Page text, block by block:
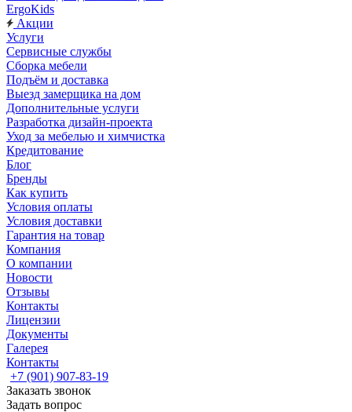
ErgoKids
Акции
Услуги
Сервисные службы
Сборка мебели
Подъём и доставка
Выезд замерщика на дом
Дополнительные услуги
Разработка дизайн-проекта
Уход за мебелью и химчистка
Кредитование
Блог
Бренды
Как купить
Условия оплаты
Условия доставки
Гарантия на товар
Компания
О компании
Новости
Отзывы
Контакты
Лицензии
Документы
Галерея
Контакты
+7 (901) 907-83-19
Заказать звонок
Задать вопрос